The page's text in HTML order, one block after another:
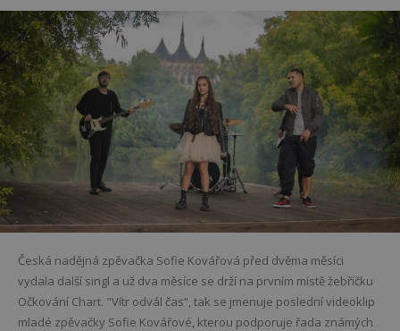
Česká nadějná zpěvačka Sofie Kovářová před dvěma měsíci
vydala další singl a už dva měsíce se drží na prvním místě žebříčku
Očkování Chart. "Vítr odvál čas“, tak se jmenuje poslední videoklip
mladé zpěvačky Sofie Kovářové, kterou podporuje řada známých